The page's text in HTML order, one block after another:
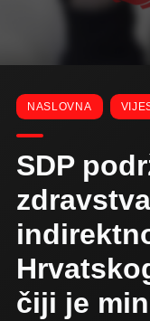
RUKOVODSTVO
NASLOVNA
SDP
čiji je